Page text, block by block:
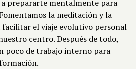
prepararte mentalmente para
la meditación y la
el viaje evolutivo personal
centro. Después de todo,
poco de trabajo interno para